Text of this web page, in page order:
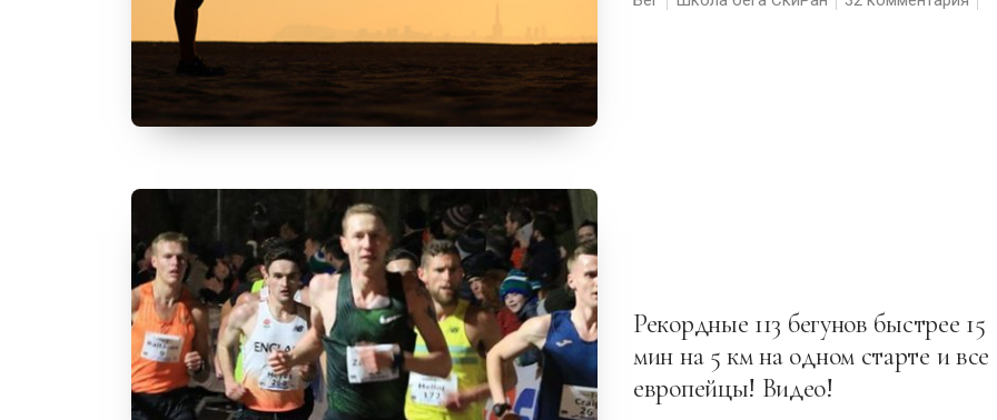
Рекордные 113 бегунов быстрее 15
мин на 5 км на одном старте и все
европейцы! Видео!